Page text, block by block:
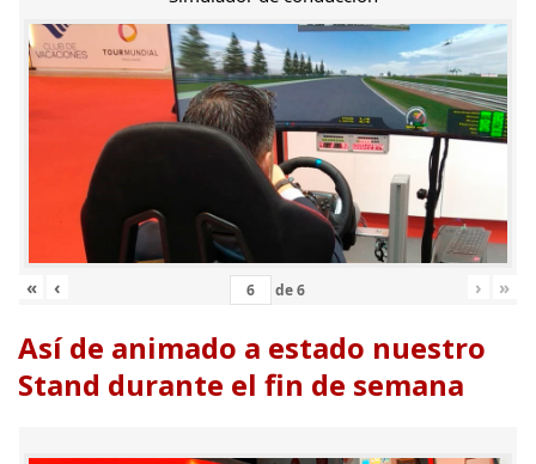
« ‹ de6 › »
Así de animado a estado nuestro
Stand durante el fin de semana